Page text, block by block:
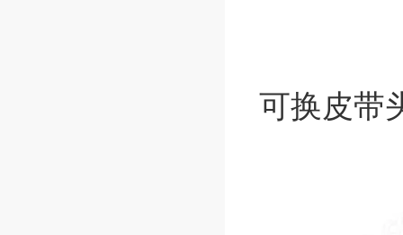
可换皮带